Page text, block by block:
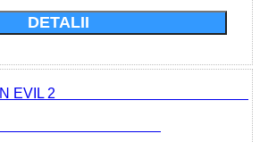
DETALII
EVIL 2